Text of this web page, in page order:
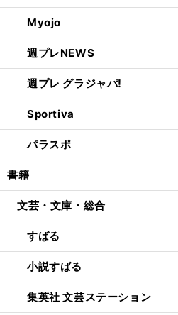
Myojo
週プレNEWS
週プレ グラジャパ!
Sportiva
パラスポ
書籍
文芸・文庫・総合
すばる
小説すばる
集英社 文芸ステーション